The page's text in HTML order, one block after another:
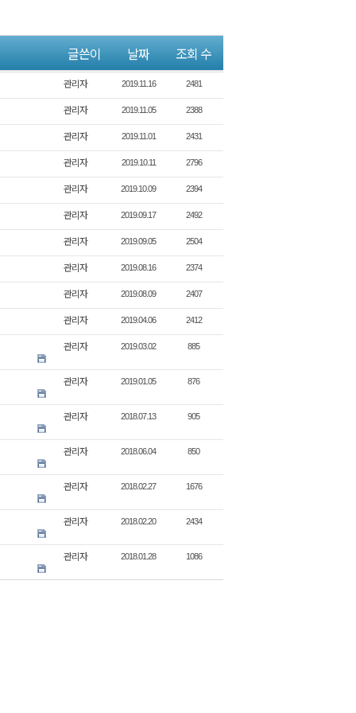
글쓴이 날짜 조회 수
관리자 2019.11.16 2481
관리자 2019.11.05 2388
관리자 2019.11.01 2431
관리자 2019.10.11 2796
관리자 2019.10.09 2394
관리자 2019.09.17 2492
관리자 2019.09.05 2504
관리자 2019.08.16 2374
관리자 2019.08.09 2407
관리자 2019.04.06 2412
관리자 2019.03.02 885
관리자 2019.01.05 876
관리자 2018.07.13 905
관리자 2018.06.04 850
관리자 2018.02.27 1676
관리자 2018.02.20 2434
관리자 2018.01.28 1086